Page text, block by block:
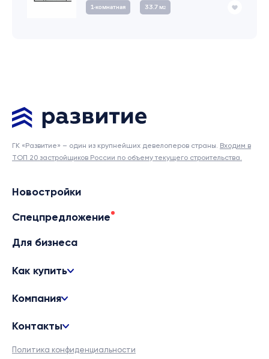
1‑комнатная 33.7 м2
ГК «Развитие» – один из крупнейших девелоперов страны. Входим в
ТОП 20 застройщиков России по объему текущего строительства.
Новостройки
Спецпредложение
Для бизнеса
Как купить
Компания
Контакты
Политика конфиденциальности